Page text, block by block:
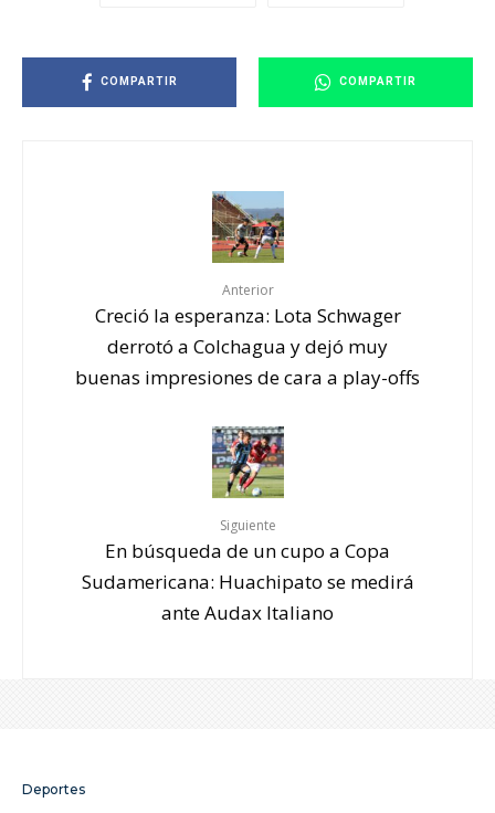
COMPARTIR COMPARTIR
Anterior
Creció la esperanza: Lota Schwager
derrotó a Colchagua y dejó muy
buenas impresiones de cara a play-offs
Siguiente
En búsqueda de un cupo a Copa
Sudamericana: Huachipato se medirá
ante Audax Italiano
Deportes